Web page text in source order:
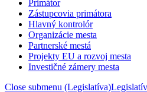
Primátor
Zástupcovia primátora
Hlavný kontrolór
Organizácie mesta
Partnerské mestá
Projekty EU a rozvoj mesta
Investičné zámery mesta
Close submenu (Legislatíva)